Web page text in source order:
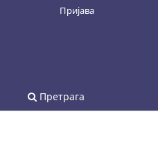
Претрага
Пријава